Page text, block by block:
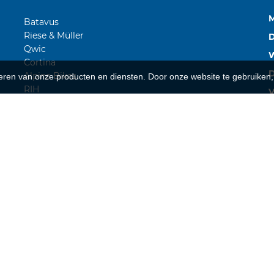
Batavus
Riese & Müller
Qwic
Cortina
Alpina Bikes
RIH
van onze producten en diensten. Door onze website te